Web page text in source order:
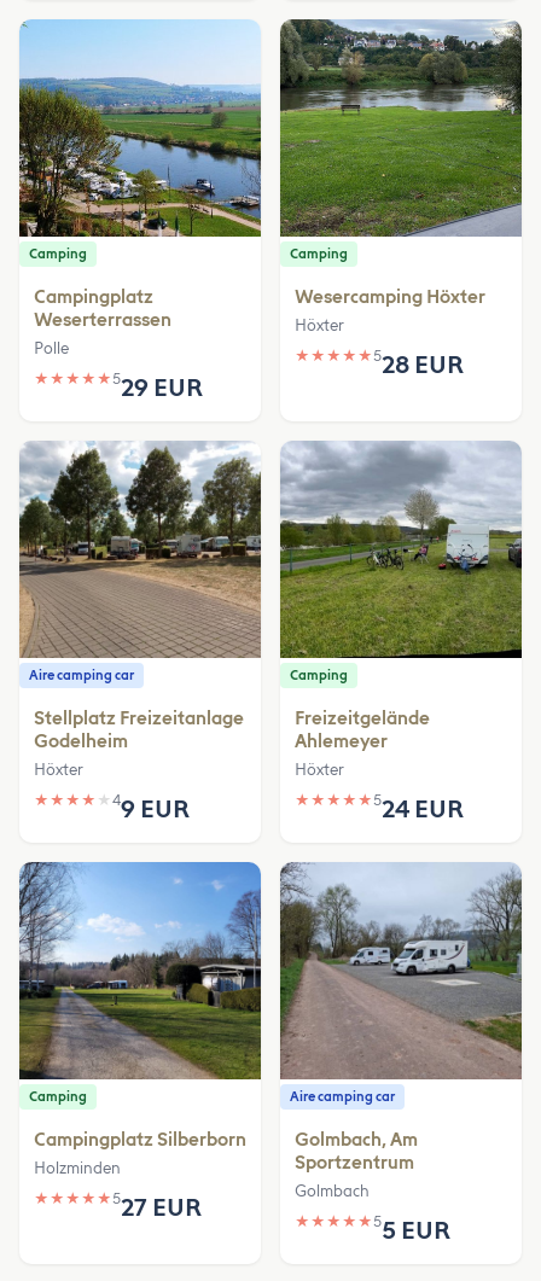
Camping
Campingplatz
Weserterrassen
Polle
★ ★ ★ ★ ★529 EUR
Camping
Wesercamping Höxter
Höxter
★ ★ ★ ★ ★528 EUR
Aire camping car
Stellplatz Freizeitanlage
Godelheim
Höxter
★ ★ ★ ★ ★ 49 EUR
Camping
Freizeitgelände
Ahlemeyer
Höxter
★ ★ ★ ★ ★524 EUR
Camping
Campingplatz Silberborn
Holzminden
★ ★ ★ ★ ★527 EUR
Aire camping car
Golmbach, Am
Sportzentrum
Golmbach
★ ★ ★ ★ ★55 EUR